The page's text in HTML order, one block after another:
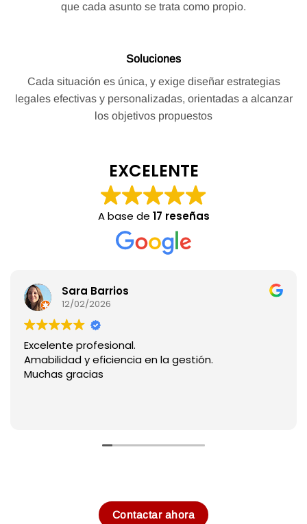
que cada asunto se trata como propio.
Soluciones
Cada situación es única, y exige diseñar estrategias
legales efectivas y personalizadas, orientadas a alcanzar
los objetivos propuestos
EXCELENTE
A base de 17 reseñas
Sara Barrios
12/02/2026
Excelente profesional.
Amabilidad y eficiencia en la gestión.
Muchas gracias
Contactar ahora